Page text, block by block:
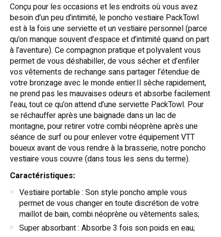
Conçu pour les occasions et les endroits où vous avez
besoin d’un peu d’intimité, le poncho vestiaire PackTowl
est à la fois une serviette et un vestiaire personnel (parce
qu’on manque souvent d’espace et d’intimité quand on part
à l’aventure). Ce compagnon pratique et polyvalent vous
permet de vous déshabiller, de vous sécher et d’enfiler
vos vêtements de rechange sans partager l’étendue de
votre bronzage avec le monde entier.Il sèche rapidement,
ne prend pas les mauvaises odeurs et absorbe facilement
l’eau, tout ce qu’on attend d’une serviette PackTowl. Pour
se réchauffer après une baignade dans un lac de
montagne, pour retirer votre combi néoprène après une
séance de surf ou pour enlever votre équipement VTT
boueux avant de vous rendre à la brasserie, notre poncho
vestiaire vous couvre (dans tous les sens du terme).
Caractéristiques:
Vestiaire portable : Son style poncho ample vous
permet de vous changer en toute discrétion de votre
maillot de bain, combi néoprène ou vêtements sales;
Super absorbant : Absorbe 3 fois son poids en eau;